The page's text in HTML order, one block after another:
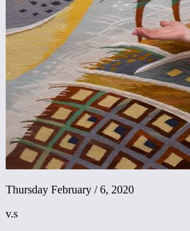
Thursday February / 6, 2020
v.s